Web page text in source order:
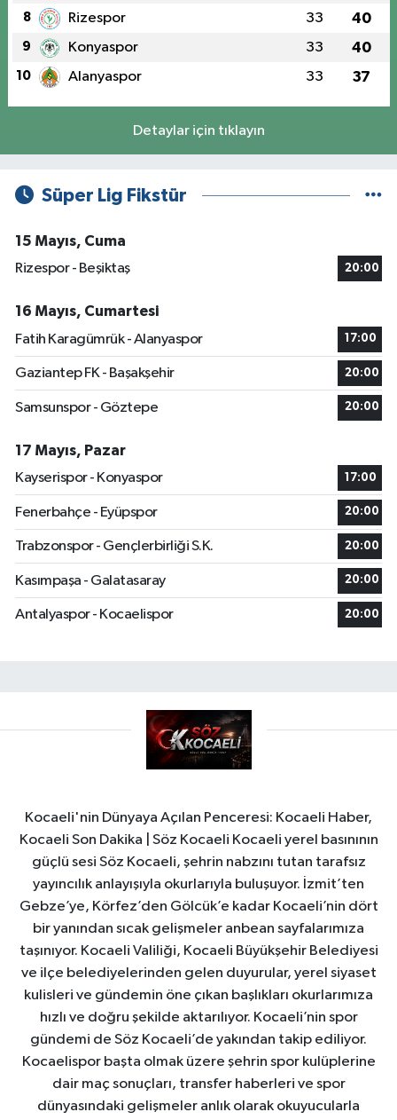
8 Rizespor 33 40
9 Konyaspor 33 40
10 Alanyaspor 33 37
Detaylar için tıklayın
Süper Lig Fikstür
15 Mayıs, Cuma
Rizespor - Beşiktaş
20:00
16 Mayıs, Cumartesi
Fatih Karagümrük - Alanyaspor
17:00
Gaziantep FK - Başakşehir 20:00
Samsunspor - Göztepe 20:00
17 Mayıs, Pazar
Kayserispor - Konyaspor
17:00
Fenerbahçe - Eyüpspor 20:00
Trabzonspor - Gençlerbirliği S.K. 20:00
Kasımpaşa - Galatasaray 20:00
Antalyaspor - Kocaelispor 20:00
Kocaeli'nin Dünyaya Açılan Penceresi: Kocaeli Haber,
Kocaeli Son Dakika | Söz Kocaeli Kocaeli yerel basınının
güçlü sesi Söz Kocaeli, şehrin nabzını tutan tarafsız
yayıncılık anlayışıyla okurlarıyla buluşuyor. İzmit’ten
Gebze’ye, Körfez’den Gölcük’e kadar Kocaeli’nin dört
bir yanından sıcak gelişmeler anbean sayfalarımıza
taşınıyor. Kocaeli Valiliği, Kocaeli Büyükşehir Belediyesi
ve ilçe belediyelerinden gelen duyurular, yerel siyaset
kulisleri ve gündemin öne çıkan başlıkları okurlarımıza
hızlı ve doğru şekilde aktarılıyor. Kocaeli’nin spor
gündemi de Söz Kocaeli’de yakından takip ediliyor.
Kocaelispor başta olmak üzere şehrin spor kulüplerine
dair maç sonuçları, transfer haberleri ve spor
dünyasındaki gelişmeler anlık olarak okuyucularla